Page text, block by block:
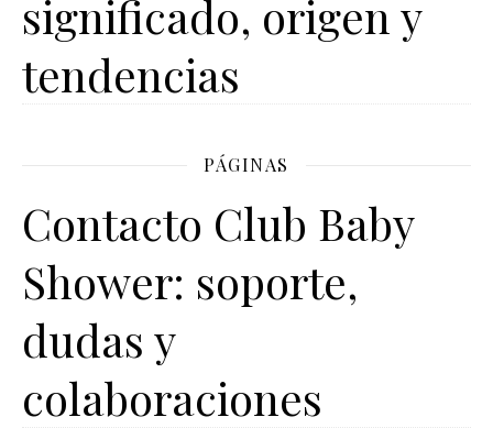
significado, origen y
tendencias
PÁGINAS
Contacto Club Baby
Shower: soporte,
dudas y
colaboraciones